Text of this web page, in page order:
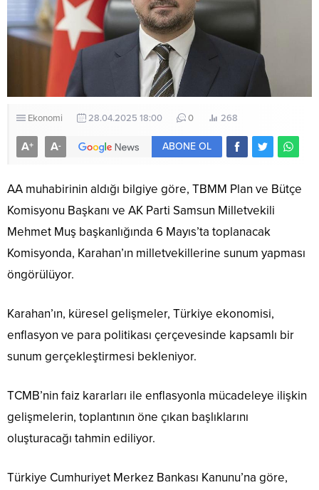
Ekonomi 28.04.2025 18:00 0 268
A+ A- ABONE OL
AA muhabirinin aldığı bilgiye göre, TBMM Plan ve Bütçe
Komisyonu Başkanı ve AK Parti Samsun Milletvekili
Mehmet Muş başkanlığında 6 Mayıs’ta toplanacak
Komisyonda, Karahan’ın milletvekillerine sunum yapması
öngörülüyor.
Karahan’ın, küresel gelişmeler, Türkiye ekonomisi,
enflasyon ve para politikası çerçevesinde kapsamlı bir
sunum gerçekleştirmesi bekleniyor.
TCMB’nin faiz kararları ile enflasyonla mücadeleye ilişkin
gelişmelerin, toplantının öne çıkan başlıklarını
oluşturacağı tahmin ediliyor.
Türkiye Cumhuriyet Merkez Bankası Kanunu’na göre,